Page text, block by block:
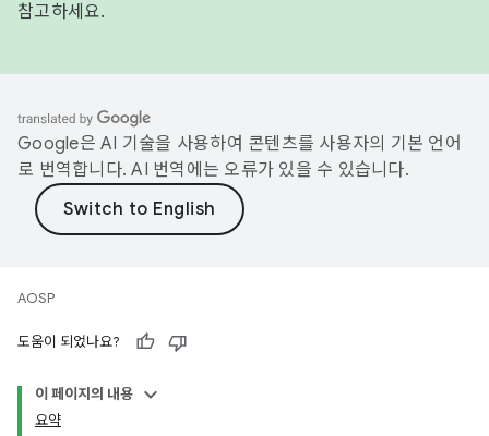
참고하세요.
Google은 AI 기술을 사용하여 콘텐츠를 사용자의 기본 언어
로 번역합니다. AI 번역에는 오류가 있을 수 있습니다.
AOSP
도움이 되었나요?
이 페이지의 내용
요약